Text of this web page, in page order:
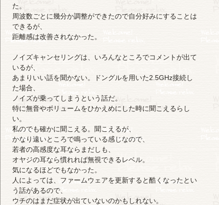
た。
周波数ごとに幾分か調整ができたので自分好みにすることは
できるが、
距離感は改善されなかった。
ノイズキャンセリングは、いろんなところでコメントが出て
いるが、
あまりいい話を聞かない。ドングルを用いた2.5GHz接続し
た場合、
ノイズが乗ってしまうという話だ。
特に無音やボリュームをひかえめにした時に聞こえるらし
い。
私のでも確かに聞こえる。聞こえるが、
かなり遠いところで鳴っている感じなので、
若者の高感度な耳ならまだしも、
オヤジの耳なら慣れれば無視できるレベル。
気になるほどでもなかった。
人によっては、ファームウェアを更新すると酷くなったとい
う話があるので、
ウチのはまだ症状が出ていないのかもしれない。